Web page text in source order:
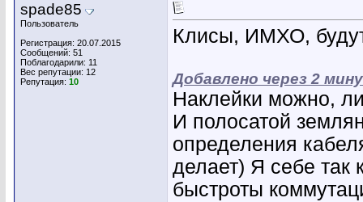
spade85
Пользователь
Регистрация: 20.07.2015
Сообщений: 51
Поблагодарили: 11
Вес репутации: 12
Репутация: 10
Клисы, ИМХО,
Добавлено через 2
Наклейки можно,
И полосатой
определения
делает) Я себе так
быстроты